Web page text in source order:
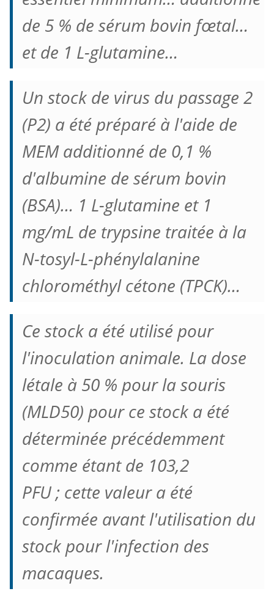
de 5 % de sérum bovin fœtal…
et de 1 L-glutamine…
Un stock de virus du passage 2
(P2) a été préparé à l'aide de
MEM additionné de 0,1 %
d'albumine de sérum bovin
(BSA)… 1 L-glutamine et 1
mg/mL de trypsine traitée à la
N-tosyl-L-phénylalanine
chlorométhyl cétone (TPCK)…
Ce stock a été utilisé pour
l'inoculation animale. La dose
létale à 50 % pour la souris
(MLD50) pour ce stock a été
déterminée précédemment
comme étant de 103,2
PFU ; cette valeur a été
confirmée avant l'utilisation du
stock pour l'infection des
macaques.